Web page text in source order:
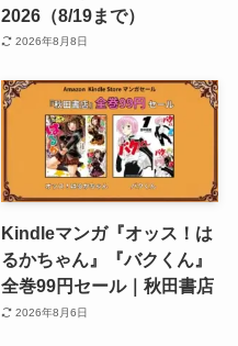
2026（8/19まで）
2026年8月8日
Kindleマンガ『オッス！は
るかちゃん』『バクくん』
全巻99円セール｜秋田書店
2026年8月6日